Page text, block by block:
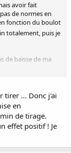
avoir fait
de normes en
fonction du boulot
totalement, puis je
de baisse de ma
connectais au
dans le bibi toutes
prenais du
que je sentais
bébé qui est tes
tirer ... Donc j'ai
en
de tirage.
effet positif ! Je